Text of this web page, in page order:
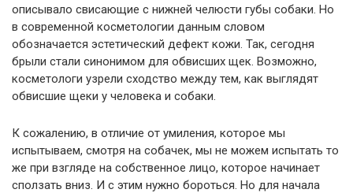
описывало свисающие с нижней челюсти губы собаки. Но
в современной косметологии данным словом
обозначается эстетический дефект кожи. Так, сегодня
брыли стали синонимом для обвисших щек. Возможно,
косметологи узрели сходство между тем, как выглядят
обвисшие щеки у человека и собаки.
К сожалению, в отличие от умиления, которое мы
испытываем, смотря на собачек, мы не можем испытать то
же при взгляде на собственное лицо, которое начинает
сползать вниз. И с этим нужно бороться. Но для начала